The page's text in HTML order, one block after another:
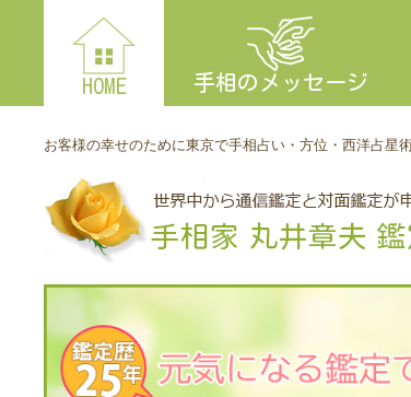
HOME 手相のメッセージ
お客様の幸せのために東京で手相占い・方位・西洋占星